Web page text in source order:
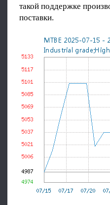
такой поддержке
поставки.